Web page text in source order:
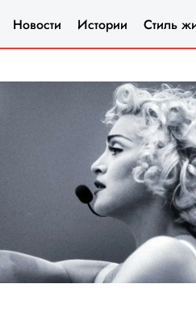
Новости Истории Стиль